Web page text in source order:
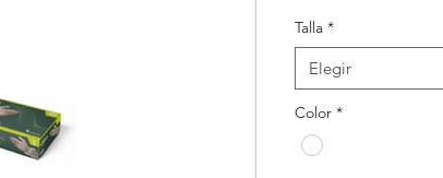
Talla *
Elegir
Color *